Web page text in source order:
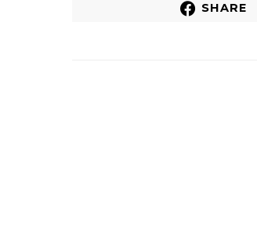
SHARE